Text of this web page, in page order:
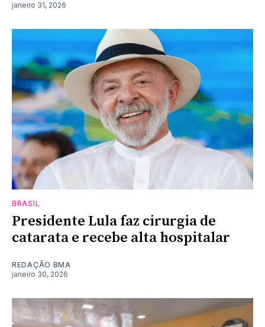
janeiro 31, 2026
BRASIL
Presidente Lula faz cirurgia de
catarata e recebe alta hospitalar
REDAÇÃO BMA
janeiro 30, 2026